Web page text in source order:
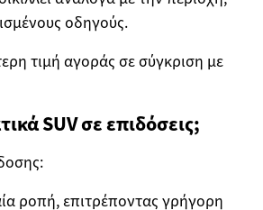
οδηγούς.
τιμή αγοράς σε σύγκριση με
SUV σε επιδόσεις;
ροπή, επιτρέποντας γρήγορη